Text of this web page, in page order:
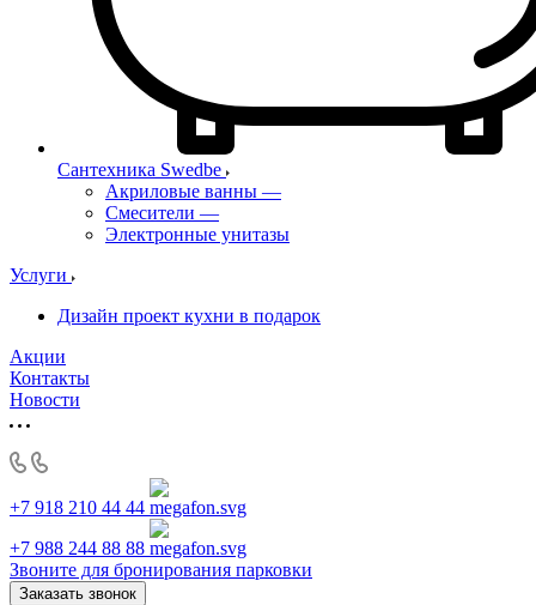
Сантехника Swedbe
Акриловые ванны —
Смесители —
Электронные унитазы
Услуги
Дизайн проект кухни в подарок
Акции
Контакты
Новости
+7 918 210 44 44
+7 988 244 88 88
Звоните для бронирования парковки
Заказать звонок